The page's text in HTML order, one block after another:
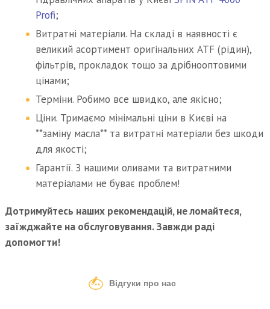
Profi;
Витратні матеріали. На складі в наявності є
великий асортимент оригінальних ATF (рідин),
фільтрів, прокладок тощо за дрібнооптовими
цінами;
Терміни. Робимо все швидко, але якісно;
Ціни. Тримаємо мінімальні ціни в Києві на
**заміну масла** та витратні матеріали без шкоди
для якості;
Гарантії. З нашими оливами та витратними
матеріалами не буває проблем!
Дотримуйтесь наших рекомендацій, не ломайтеся,
заїжджайте на обслуговування. Завжди раді
допомогти!
Відгуки про нас